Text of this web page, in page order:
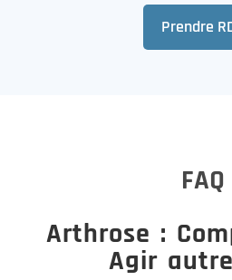
Prendre
FAQ
Arthrose :
Agir